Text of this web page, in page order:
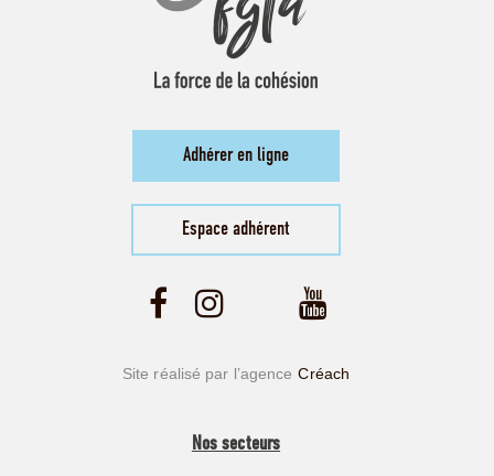
Adhérer en ligne
Espace adhérent
Site réalisé par l’agence Créach
Nos secteurs